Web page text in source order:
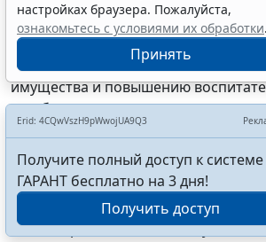
Судам надлежит принимать
устранению ошибок и недостатков
дел о хищениях государственного
имущества и повышению
судебных процессов.
31. Признать утратившими силу
Пленума Верховного Суда СССР от
5 "О судебной практике по делам о
государственного и
23 октября 1963 г. N 13 "Об
настройках браузера. Пожалуйста,
ознакомьтесь с условиями их обработки.
Принять
Erid: 4CQwVszH9pWwojUA9Q3
Получите полный доступ к системе
ГАРАНТ бесплатно на 3 дня!
Получить доступ